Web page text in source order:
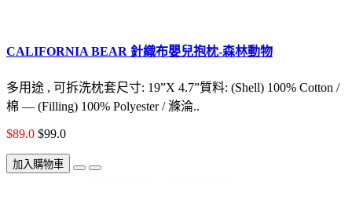
CALIFORNIA BEAR 針織布嬰兒抱枕-森林動物
多用途 , 可拆洗枕套尺寸: 19”X 4.7”質料: (Shell) 100% Cotton /
棉 — (Filling) 100% Polyester / 滌淪..
$89.0 $99.0
加入購物車